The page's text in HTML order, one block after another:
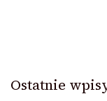
Ostatnie